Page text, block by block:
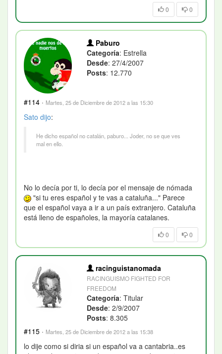
0 0
Paburo
Categoría: Estrella
Desde: 27/4/2007
Posts: 12.770
#114 · Martes, 25 de Diciembre de 2012 a las 15:30
Sato dijo:
He dicho español no catalán, paburo... Joder, no se que ves
mal en ello.
No lo decía por ti, lo decía por el mensaje de nómada
"si tu eres español y te vas a cataluña..." Parece
que el español vaya a ir a un país extranjero. Cataluña
está lleno de españoles, la mayoría catalanes.
0 0
racinguistanomada
RACINGUISMO FIGHTED FOR
FREEDOM
Categoría: Titular
Desde: 2/9/2007
Posts: 8.305
#115 · Martes, 25 de Diciembre de 2012 a las 15:38
lo dije como si diria si un español va a cantabria..es